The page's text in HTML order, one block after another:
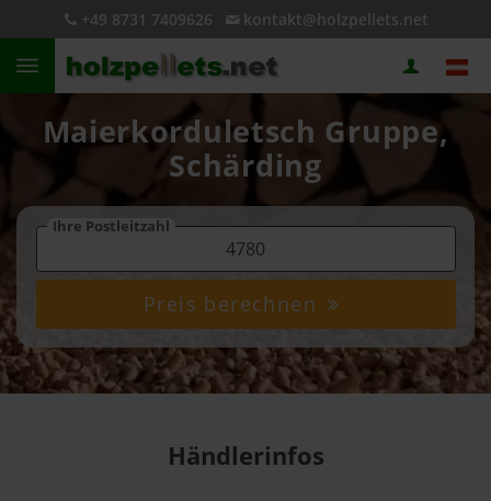
+49 8731 7409626 kontakt@holzpellets.net
Maierkorduletsch Gruppe,
Schärding
Ihre Postleitzahl
Preis berechnen
Händlerinfos